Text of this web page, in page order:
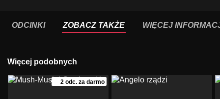
ODCINKI ZOBACZ TAKŻE WIĘCEJ
Więcej podobnych
2 odc. za darmo